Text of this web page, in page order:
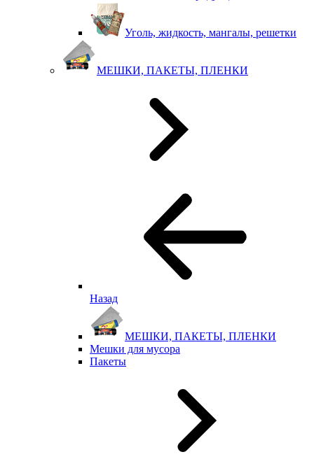
Уголь, жидкость, мангалы, решетки
МЕШКИ, ПАКЕТЫ, ПЛЕНКИ
Назад
МЕШКИ, ПАКЕТЫ, ПЛЕНКИ
Мешки для мусора
Пакеты